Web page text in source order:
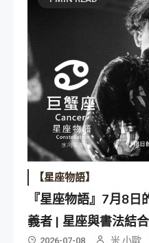
【星座物語】
『星座物語』7月8
義者 | 星座與書法結合
2026-07-08 米 小歐